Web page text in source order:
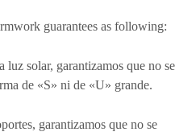
guarantees as following:
luz solar, garantizamos que no se
de «S» ni de «U» grande.
garantizamos que no se